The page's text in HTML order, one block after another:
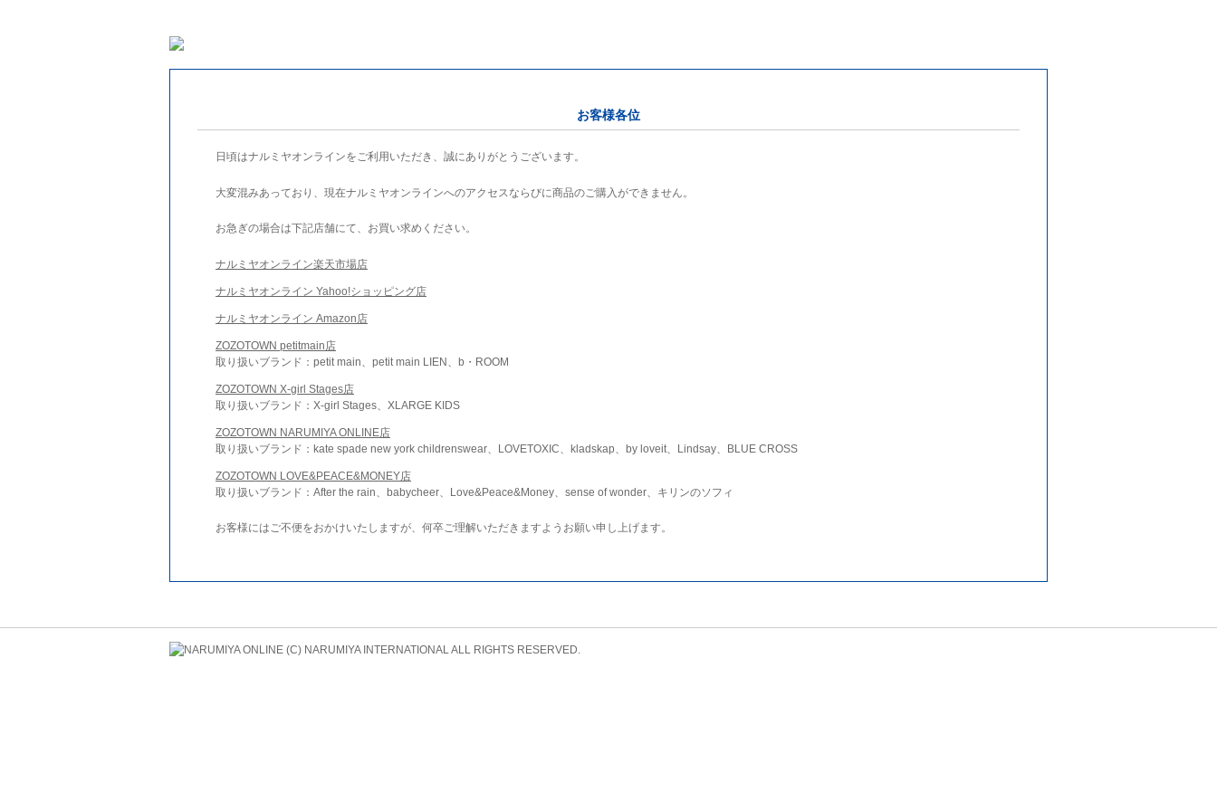
お客様各位
日頃はナルミヤオンラインをご利用いただき、誠にありがとうございます。
大変混みあっており、現在ナルミヤオンラインへのアクセスならびに商品のご購入ができません。
お急ぎの場合は下記店舗にて、お買い求めください。
ナルミヤオンライン楽天市場店
ナルミヤオンライン Yahoo!ショッピング店
ナルミヤオンライン Amazon店
ZOZOTOWN petitmain店
取り扱いブランド：petit main、petit main LIEN、b・ROOM
ZOZOTOWN X-girl Stages店
取り扱いブランド：X-girl Stages、XLARGE KIDS
ZOZOTOWN NARUMIYA ONLINE店
取り扱いブランド：kate spade new york childrenswear、LOVETOXIC、kladskap、by loveit、Lindsay、BLUE CROSS
ZOZOTOWN LOVE&PEACE&MONEY店
取り扱いブランド：After the rain、babycheer、Love&Peace&Money、sense of wonder、キリンのソフィ
お客様にはご不便をおかけいたしますが、何卒ご理解いただきますようお願い申し上げます。